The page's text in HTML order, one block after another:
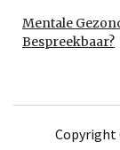
Mentale
Bespreekbaar?
Copyright